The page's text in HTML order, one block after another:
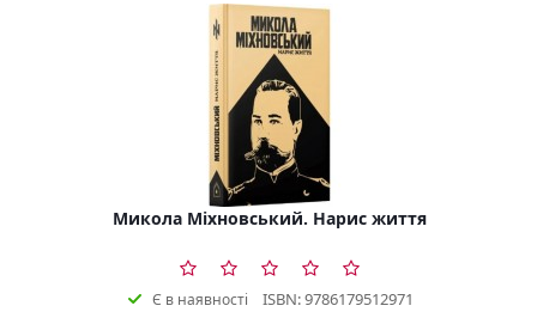
Микола Міхновський. Нарис життя
Є в наявності ISBN: 9786179512971